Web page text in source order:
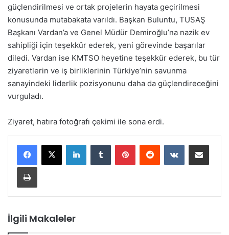
güçlendirilmesi ve ortak projelerin hayata geçirilmesi
konusunda mutabakata varıldı. Başkan Buluntu, TUSAŞ
Başkanı Vardan’a ve Genel Müdür Demiroğlu’na nazik ev
sahipliği için teşekkür ederek, yeni görevinde başarılar
diledi. Vardan ise KMTSO heyetine teşekkür ederek, bu tür
ziyaretlerin ve iş birliklerinin Türkiye’nin savunma
sanayindeki liderlik pozisyonunu daha da güçlendireceğini
vurguladı.
Ziyaret, hatıra fotoğrafı çekimi ile sona erdi.
İlgili Makaleler